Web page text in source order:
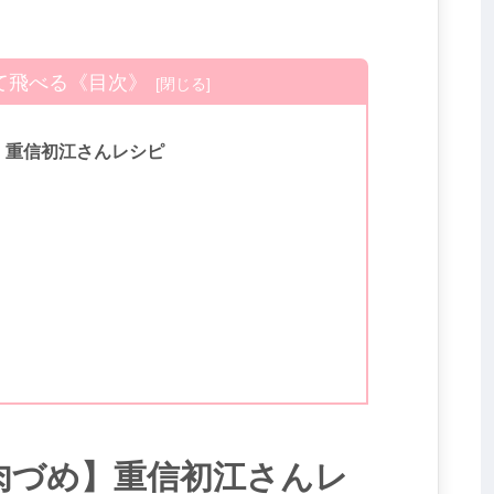
べる《目次》
信初江さんレシピ
め】重信初江さんレ